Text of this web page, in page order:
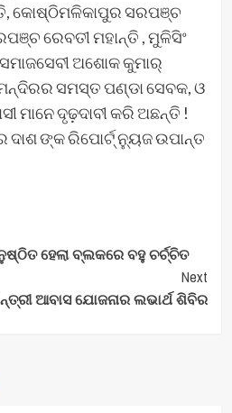
କୋଷ୍ଠିମଳିକାପୁର ସରପଞ୍ଚ
ରେବତୀ ମହାନ୍ତି , ମୁଳିସିଂ
ଅଶୋକ କୁମାର୍
ସମସ୍ତ ପଣ୍ଡା ସେବକ, ଓ
ମାନେ ଦୃଢ଼ଦାବୀ କରି ଅଛନ୍ତି !
ଦାଶ ଙ୍କ ରିପୋର୍ଟ୍ ନ୍ୟୁଜ ଉପାନ୍ତ
ହେଲା ବ୍ଲକରେ ବହୁ ଚର୍ଚ୍ଚିତ
Next
ଆବାସ ଯୋଜନାର ଲଭାର୍ଥ ଶିବିର